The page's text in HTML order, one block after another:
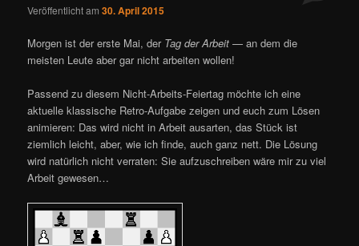
Veröffentlicht am30. April 2015
Morgen ist der erste Mai, der Tag der Arbeit — an dem die
meisten Leute aber gar nicht arbeiten wollen!
Passend zu diesem Nicht-Arbeits-Feiertag möchte ich eine
aktuelle klassische Retro-Aufgabe zeigen und euch zum Lösen
animieren: Das wird nicht in Arbeit ausarten, das Stück ist
ziemlich leicht, aber, wie ich finde, auch ganz nett. Die Lösung
wird natürlich nicht verraten: Sie aufzuschreiben wäre mir zu viel
Arbeit gewesen…